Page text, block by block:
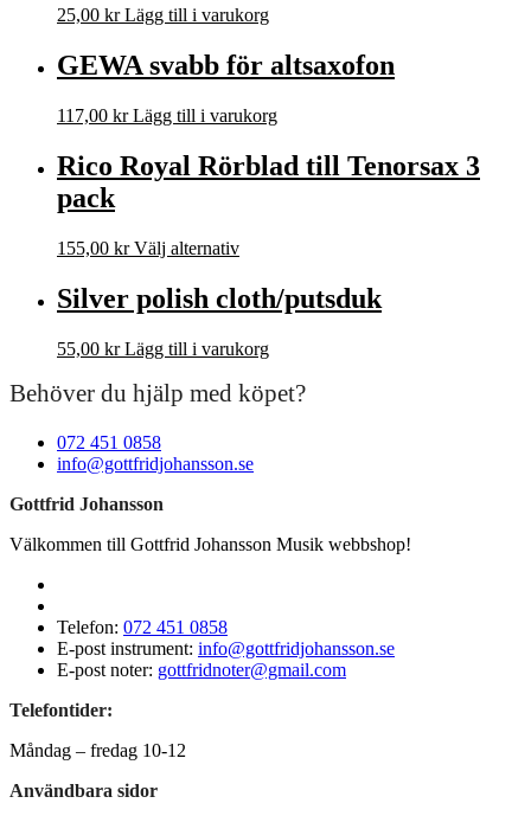
25,00 kr Lägg till i varukorg
GEWA svabb för altsaxofon
117,00 kr Lägg till i varukorg
Rico Royal Rörblad till Tenorsax 3
pack
155,00 kr Välj alternativ
Silver polish cloth/putsduk
55,00 kr Lägg till i varukorg
Behöver du hjälp med köpet?
072 451 0858
info@gottfridjohansson.se
Gottfrid Johansson
Välkommen till Gottfrid Johansson Musik webbshop!
Telefon: 072 451 0858
E-post instrument: info@gottfridjohansson.se
E-post noter: gottfridnoter@gmail.com
Telefontider:
Måndag – fredag 10-12
Användbara sidor